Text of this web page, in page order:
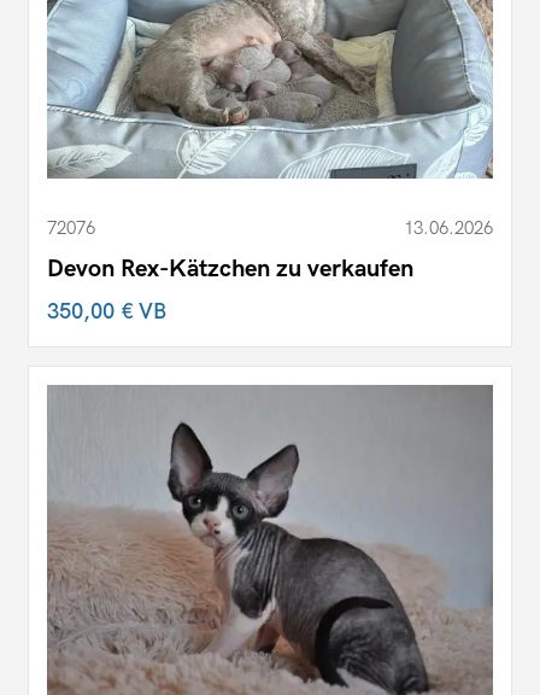
72076 13.06.2026
Devon Rex-Kätzchen zu verkaufen
350,00 €VB